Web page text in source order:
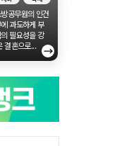
공무원의 인건
과도하게 부
필요성을 강
결혼으로...
→